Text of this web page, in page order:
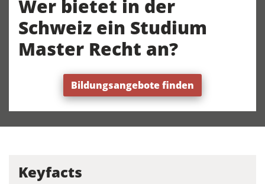
Wer bietet in der
Schweiz ein Studium
Master Recht an?
Bildungsangebote finden
Keyfacts